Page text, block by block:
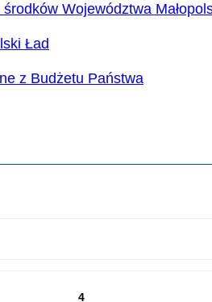
Województwa
Ład
z Budżetu Państwa
4